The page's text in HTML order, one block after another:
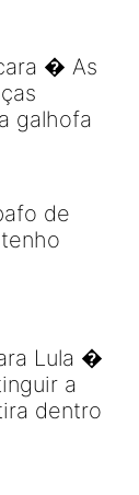
� As
galhofa
de
Lula �
a
dentro